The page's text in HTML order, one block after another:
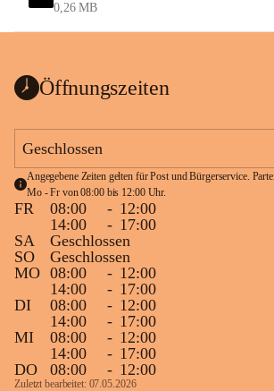
0,26 MB
Öffnungszeiten
Geschlossen
Angegebene Zeiten gelten für Post und Bürgerservice.
Mo - Fr von 08:00 bis 12:00 Uhr.
FR 08:00 - 12:00
14:00
- 17:00
SA
Geschlossen
SO
Geschlossen
MO 08:00 - 12:00
14:00
- 17:00
DI
08:00 - 12:00
14:00
- 17:00
MI
08:00 - 12:00
14:00
- 17:00
DO
08:00 - 12:00
Zuletzt bearbeitet: 07.05.2026